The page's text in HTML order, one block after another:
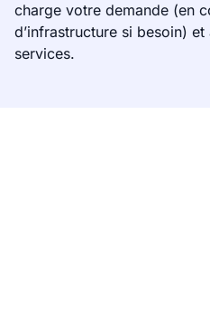
charge votre demande (en
d’infrastructure si besoin)
services.